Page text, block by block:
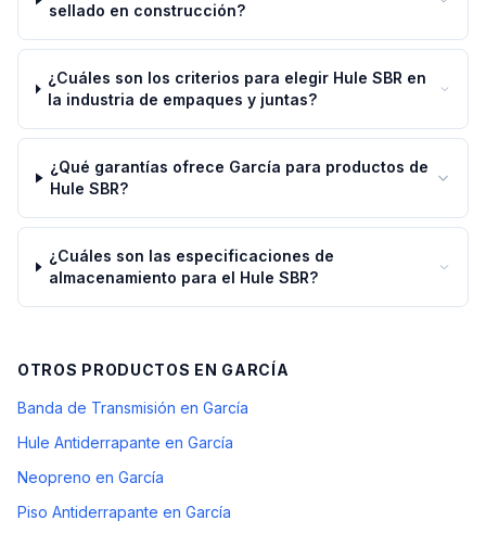
sellado en construcción?
¿Cuáles son los criterios para elegir Hule SBR en
la industria de empaques y juntas?
¿Qué garantías ofrece García para productos de
Hule SBR?
¿Cuáles son las especificaciones de
almacenamiento para el Hule SBR?
OTROS PRODUCTOS EN GARCÍA
Banda de Transmisión en García
Hule Antiderrapante en García
Neopreno en García
Piso Antiderrapante en García